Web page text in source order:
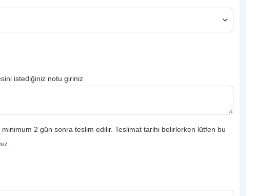
istediğiniz notu giriniz
minimum 2 gün sonra teslim edilir. Teslimat tarihi belirlerken lütfen bu